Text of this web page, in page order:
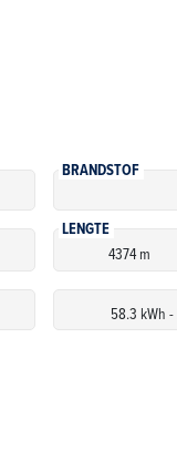
BRANDSTOF
LENGTE
4374 m
58.3 kWh -